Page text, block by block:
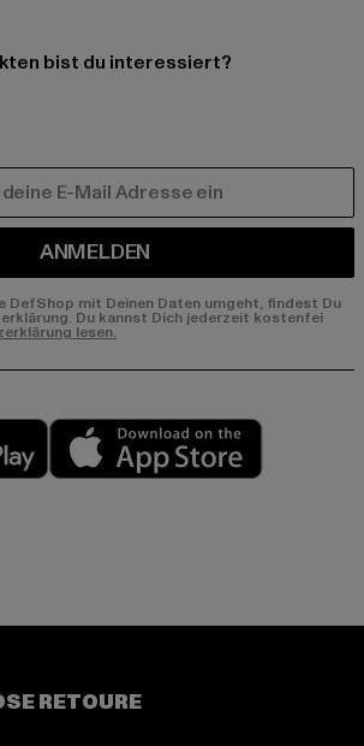
bist du interessiert?
ANMELDEN
DefShop mit Deinen Daten umgeht, findest Du
Du kannst Dich jederzeit kostenfei
lesen.
Play market
RETOURE